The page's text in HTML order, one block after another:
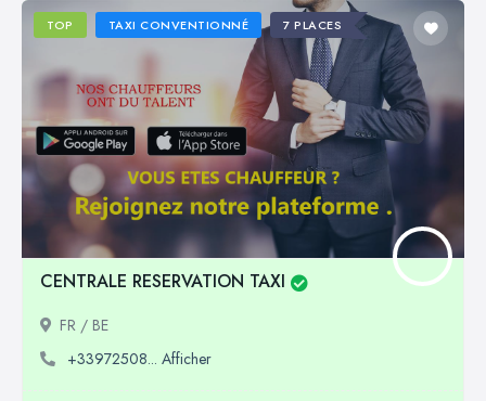
TOP TAXI CONVENTIONNÉ 7 PLACES
CENTRALE RESERVATION TAXI
FR / BE
+33972508... Afficher